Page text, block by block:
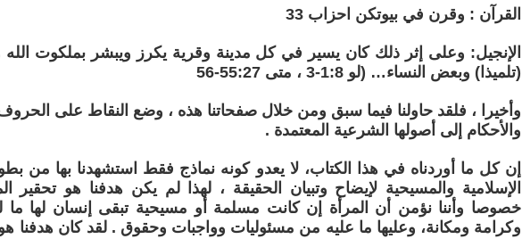
القرآن : وقرن في بيوتكن احزاب 33
الإنجيل: وعلى إثر ذلك كان يسير في كل مدينة وقرية يكرز ويبشر بملكوت الله
(تلميذا) وبعض النساء… (لو 1:8-3 ، متى 55:27-56
وأخيرا ، فلقد حاولنا فيما سبق ومن خلال صفحاتنا هذه ، وضع النقاط على
والأحكام إلى أصولها الشرعية المعتمدة .
إن كل ما أوردناه في هذا الكتاب، لا يعدو كونه نماذج فقط استشهدنا بها من
الإسلامية والمسيحية لإيضاح وتبيان الحقيقة ، لهذا لم يكن هدفنا هو تحقير
خصوصا وأننا نؤمن أن المرأة إن كانت مسلمة أو مسيحية تبقى إنسان لها
وكرامة ومكانة، وعليها ما عليه من مسئوليات وواجبات وحقوق . لقد كان هدفنا